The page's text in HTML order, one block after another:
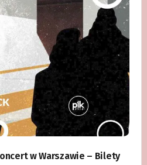
w Warszawie – Bilety